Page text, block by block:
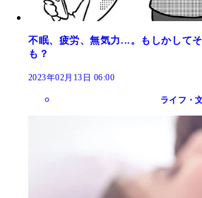
不眠、疲労、無気力...。もしかして
も？
2023年02月13日 06:00
ライフ・